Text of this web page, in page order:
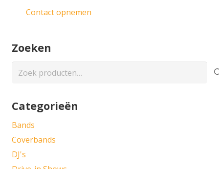
Contact opnemen
Zoeken
Zoeken
Categorieën
Bands
Coverbands
DJ's